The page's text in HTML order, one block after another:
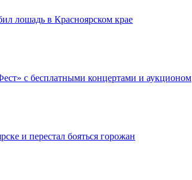
лошадь в Красноярском крае
с бесплатными концертами и аукционом
и перестал бояться горожан